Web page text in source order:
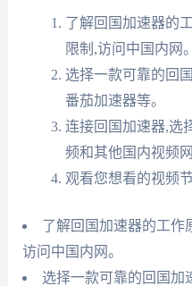
了解回国加速器的
限制,访问中国内网。
选择一款可靠的回
番茄加速器等。
连接回国加速器,选
频和其他国内视频网
观看您想看的视频
了解回国加速器的工作
访问中国内网。
选择一款可靠的回国加